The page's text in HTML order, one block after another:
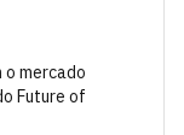
o mercado
Future of